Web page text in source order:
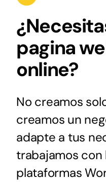
pagina
online?
No creamos
creamos un
adapte a tus
trabajamos con
plataformas